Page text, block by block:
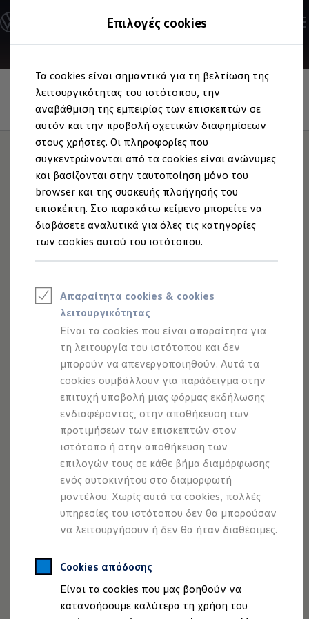
Επιλογές cookies
Τα cookies είναι σημαντικά για τη βελτίωση της
λειτουργικότητας του ιστότοπου, την
αναβάθμιση της εμπειρίας των επισκεπτών σε
αυτόν και την προβολή σχετικών διαφημίσεων
στους χρήστες. Οι πληροφορίες που
συγκεντρώνονται από τα cookies είναι ανώνυμες
και βασίζονται στην ταυτοποίηση μόνο του
browser και της συσκευής πλοήγησής του
επισκέπτη. Στο παρακάτω κείμενο μπορείτε να
διαβάσετε αναλυτικά για όλες τις κατηγορίες
των cookies αυτού του ιστότοπου.
Απαραίτητα cookies & cookies
λειτουργικότητας
Είναι τα cookies που είναι απαραίτητα για
τη λειτουργία του ιστότοπου και δεν
μπορούν να απενεργοποιηθούν. Αυτά τα
cookies συμβάλλουν για παράδειγμα στην
επιτυχή υποβολή μιας φόρμας εκδήλωσης
ενδιαφέροντος, στην αποθήκευση των
προτιμήσεων των επισκεπτών στον
ιστότοπο ή στην αποθήκευση των
επιλογών τους σε κάθε βήμα διαμόρφωσης
ενός αυτοκινήτου στο διαμορφωτή
μοντέλου. Χωρίς αυτά τα cookies, πολλές
υπηρεσίες του ιστότοπου δεν θα μπορούσαν
να λειτουργήσουν ή δεν θα ήταν διαθέσιμες.
Cookies απόδοσης
Είναι τα cookies που μας βοηθούν να
κατανοήσουμε καλύτερα τη χρήση του
στο
περιεχόμενο
στο
footer
Ανακαλύψτε τα Μοντέλα
Διαμορφώστε το Volkswagen σας
Επαγγελματικά Οχήματα Volkswagen
Ηλεκτρικά & eHybrid μοντέλα
Ηλεκτρικά μοντέλα
ID.3 Neo
Νέο ID. Polo
ID.4
ID.4 GTX
ID.5
ID.5 GTX
ID.7
ID.7 GTX
ID. Buzz
ID. Buzz Cargo
ID. CROSS
eHybrid μοντέλα
Golf GTE
Νέο Tayron ehybrid
e-Tools για ηλεκτρικά αυτοκίνητα
Προσομοιωτής αυτονομίας
Προσομοιωτής χρόνου φόρτισης
Προσομοιωτής κόστους φόρτισης
ID. Ενημερώσεις λογισμικού
We Charge - Υπηρεσία Φόρτισης
Εύρεση δημόσιων σημείων φόρτισης
ID. Charger
Ενημέρωση ID.
Πλατφόρμα MEB
Μύθοι & Αλήθειες για την ηλεκτροκίνηση
Πού μπορώ να φορτίσω;
Πόσο μακριά μπορώ να φτάσω;
Πώς μπορώ να πληρώσω;
Πώς μπορώ να φορτίσω;
Η αντλία θερμότητας στα ID.
Η λειτουργία ανάκτησης ενέργειας κατά την
Το σύστημα πέδησης στα ID.
Διαθέσιμα νέα και μεταχειρισμένα αυτοκίνητα
Διαθέσιμα νέα αυτοκίνητα
Χρηματοδότηση και Leasing
Volkswagen Easy Living
Χρηματοδότηση Auto Credit
Χρηματοδότηση Classic Credit
Καινοτόμες Τεχνολογίες
Αυτόματη ρύθμιση απόστασης ACC και
σύστημα επιτήρησης περιβάλλοντος
χώρου "Front Assist"
Διατηρεί την
απόσταση.Και τα όρια
ταχύτητας.